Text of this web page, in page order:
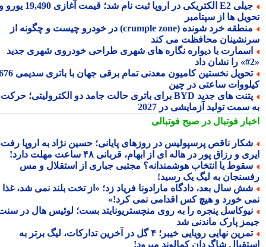
جیلی E2 الکتریکی در اروپا ثبت نام شد؛ قیمت آغازی 19,490 یورو و
ها از سپتامبر
منطقه خرد شونده (crumple zone) در خودرو چیست و چگونه از
محافظت می کند
با دیواره نگاره های شهری طراحی خودروی شهری جدید
تحویل نخستین کامیون معدنی تمام برقی جهان با باتری سدیمی 676
ساعتی در چین
پتنت های جدید BYD برای باتری حالت جامد دو الکترولیتی؛ حرکت
سمت تولید آزمایشی در 2027
فوتبال در صبح فوتبالی
ناقص پرسپولیس در روزهای پایانی؛ حسین نژاد به اروپا رفت،
و رزاق پور در هاله ای از ابهام، قربانی ۴۸ ساعت مهلت دارد!
یا انتخاب هوشمندانه؟ مجتبی جباری از استقلال و مس
به لیگ یک رسید!
سال بعد، دادگاه مارادونا فریاد زد؛ «از تخت بلند نمی شد، غذا
خورد و هیچ کس اقدامی نمی کرد!»
پنجره را به روی منچستریونایتد بست؛ لوئیس هال در سنت
پارک ماندنی شد
تمرین نهایی رویایی خیبر؛ ۴ گل در آخرین تدارکات، لیگ برتر به
شاگردان کمالوند میرود!